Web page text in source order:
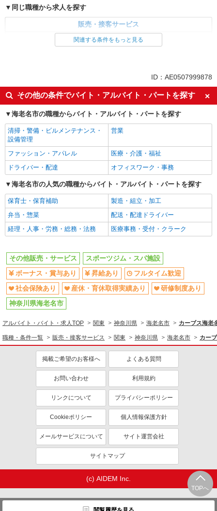
同じ職種から求人を探す
販売・接客サービス
イベント・キャンペーン・アミューズメント
産休・育休取得実績あり
関連する条件をもっと見る
ID：AE0507999878
その他の条件でバイト・アルバイト・パートを探す
海老名市の職種からバイト・アルバイト・パートを探す
清掃・警備・ビルメンテナンス・
設備管理
営業
ファッション・アパレル
医療・介護・福祉
ドライバー・配達
オフィスワーク・事務
海老名市の人気の職種からバイト・アルバイト・パートを探す
保育士・保育補助
製造・組立・加工
弁当・惣菜
配送・配達ドライバー
経理・人事・労務・総務・法務
医療事務・受付・クラーク
TOPへ
その他販売・サービス
スポーツジム・スパ施設
ボーナス・賞与あり
昇給あり
フルタイム歓迎
社会保険あり
産休・育休取得実績あり
研修制度あり
神奈川県海老名市
アルバイト・バイト・求人TOP 関東 神奈川県 海老名市 カーブス海老
職種・条件一覧 販売・接客サービス 関東 神奈川県 海老名市 カー
掲載ご希望のお客様へ よくある質問
お問い合わせ 利用規約
リンクについて プライバシーポリシー
Cookieポリシー 個人情報保護方針
メールサービスについて サイト運営会社
サイトマップ
(c) AIDEM Inc.